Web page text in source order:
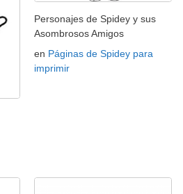
Personajes de Spidey y sus
Asombrosos Amigos
en Páginas de Spidey para
imprimir